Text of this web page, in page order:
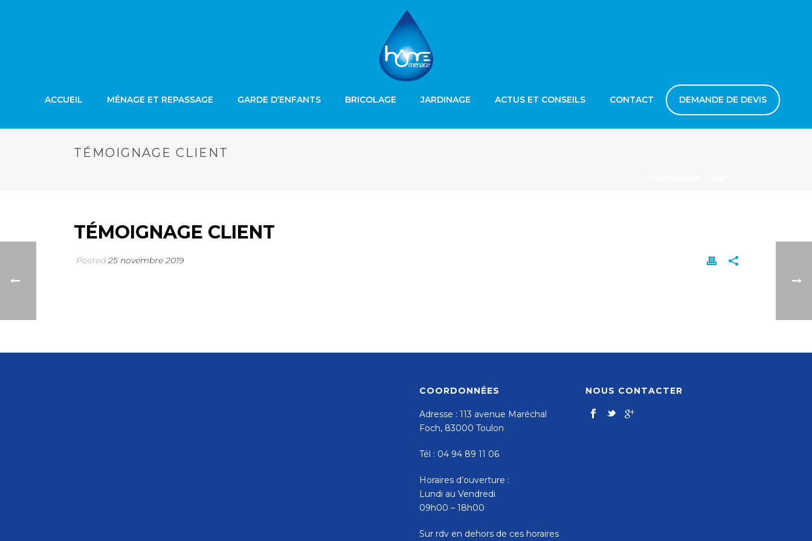
ACCUEIL MÉNAGE ET REPASSAGE GARDE D’ENFANTS BRICOLAGE JARDINAGE ACTUS ET CONSEILS CONTACT DEMANDE DE DEVIS
TÉMOIGNAGE CLIENT
TÉMOIGNAGE CLIENT
Posted 25 novembre 2019
COORDONNÉES
Adresse : 113 avenue Maréchal
Foch, 83000 Toulon
Tél : 04 94 89 11 06
Horaires d’ouverture :
Lundi au Vendredi
09h00 – 18h00
Sur rdv en dehors de ces horaires
NOUS CONTACTER